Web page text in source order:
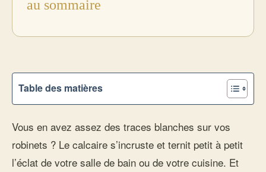
au sommaire
Table des matières
Vous en avez assez des traces blanches sur vos
robinets ? Le calcaire s’incruste et ternit petit à petit
l’éclat de votre salle de bain ou de votre cuisine. Et